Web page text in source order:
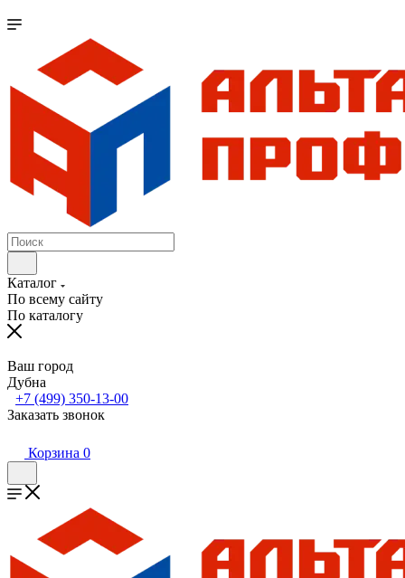
Каталог
По всему сайту
По каталогу
Ваш город
Дубна
+7 (499) 350-13-00
Заказать звонок
Корзина 0